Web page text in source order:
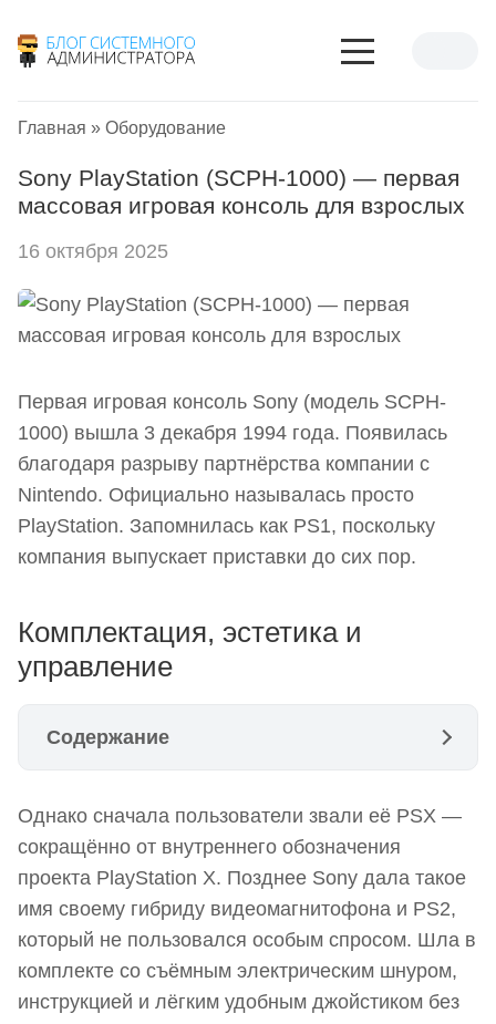
Главная » Оборудование
Sony PlayStation (SCPH-1000) — первая
массовая игровая консоль для взрослых
16 октября 2025
Первая игровая консоль Sony (модель SCPH-
1000) вышла 3 декабря 1994 года. Появилась
благодаря разрыву партнёрства компании с
Nintendo. Официально называлась просто
PlayStation. Запомнилась как PS1, поскольку
компания выпускает приставки до сих пор.
Комплектация, эстетика и
управление
Содержание
Разъёмы и возможность играть вдвоём
Аппаратная «начинка»
Nintendo отвергла CD-модуль Sony и получила
сильного соперника
Однако сначала пользователи звали её PSX —
сокращённо от внутреннего обозначения
проекта PlayStation X. Позднее Sony дала такое
имя своему гибриду видеомагнитофона и PS2,
который не пользовался особым спросом. Шла в
комплекте со съёмным электрическим шнуром,
инструкцией и лёгким удобным джойстиком без